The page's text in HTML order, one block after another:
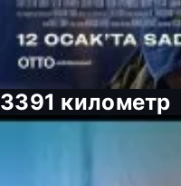
3391 километр